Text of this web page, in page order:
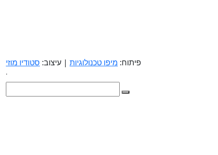
פיתוח: מיפו טכנולוגיות | עיצוב: סטודיו מוזי
.